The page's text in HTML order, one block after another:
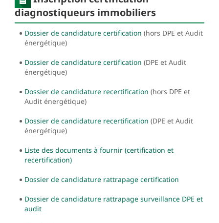
diagnostiqueurs immobiliers
Dossier de candidature certification (hors DPE et Audit
énergétique)
Dossier de candidature certification (DPE et Audit
énergétique)
Dossier de candidature recertification (hors DPE et
Audit énergétique)
Dossier de candidature recertification (DPE et Audit
énergétique)
Liste des documents à fournir (certification et
recertification)
Dossier de candidature rattrapage certification
Dossier de candidature rattrapage surveillance DPE et
audit